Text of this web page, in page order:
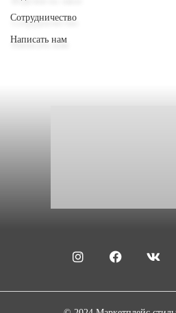
Сотрудничество
Написать нам